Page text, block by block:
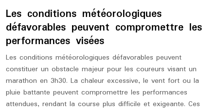
Les conditions météorologiques
défavorables peuvent compromettre les
performances visées
Les conditions météorologiques défavorables peuvent
constituer un obstacle majeur pour les coureurs visant un
marathon en 3h30. La chaleur excessive, le vent fort ou la
pluie battante peuvent compromettre les performances
attendues, rendant la course plus difficile et exigeante. Ces